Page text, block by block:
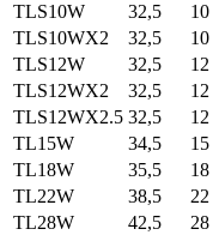
TLS10W
32,5 10
TLS10WX2
32,5 10
TLS12W
32,5 12
TLS12WX2
32,5 12
TLS12WX2.5 32,5 12
TL15W
34,5 15
TL18W
35,5 18
TL22W
38,5 22
TL28W
42,5 28